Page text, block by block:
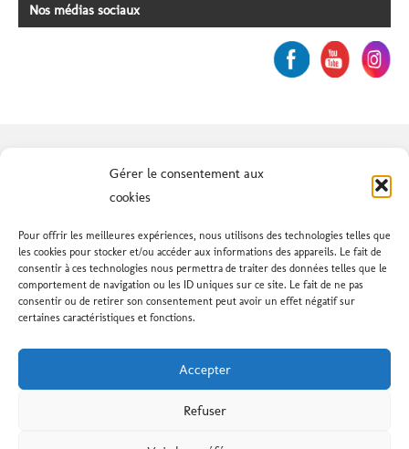
Gérer le consentement aux
cookies
Pour offrir les meilleures expériences, nous utilisons des technologies telles que
les cookies pour stocker et/ou accéder aux informations des appareils. Le fait de
consentir à ces technologies nous permettra de traiter des données telles que le
comportement de navigation ou les ID uniques sur ce site. Le fait de ne pas
consentir ou de retirer son consentement peut avoir un effet négatif sur
certaines caractéristiques et fonctions.
Accepter
Refuser
Nos médias sociaux
syndicat des services publics et
subventionnés
64, rue de Lyon, 1203 Genève - Tél: +41 79 293 11
61 - info@avenirsyndical.ch
Créateur du site: Pascal Fardel
Social media & sharing icons powered by